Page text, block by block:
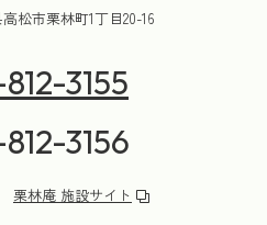
松市栗林町1丁目20-16
3155
3156
栗林庵 施設サイト